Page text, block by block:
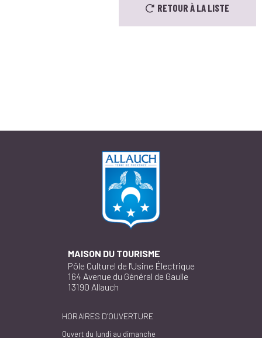
RETOUR À LA LISTE
MAISON DU TOURISME
Pôle Culturel de l'Usine Électrique
164 Avenue du Général de Gaulle
13190 Allauch
HORAIRES D’OUVERTURE
Ouvert du lundi au dimanche